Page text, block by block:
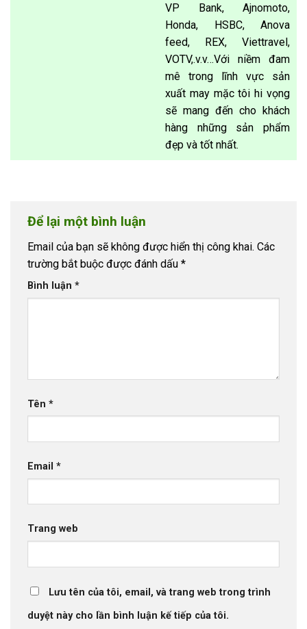
VP Bank, Ajnomoto,
Honda, HSBC, Anova
feed, REX, Viettravel,
VOTV,.v.v…Với niềm đam
mê trong lĩnh vực sản
xuất may mặc tôi hi vọng
sẽ mang đến cho khách
hàng những sản phẩm
đẹp và tốt nhất.
Để lại một bình luận
Email của bạn sẽ không được hiển thị công khai. Các
trường bắt buộc được đánh dấu *
Bình luận *
Tên *
Email *
Trang web
Lưu tên của tôi, email, và trang web trong trình
duyệt này cho lần bình luận kế tiếp của tôi.